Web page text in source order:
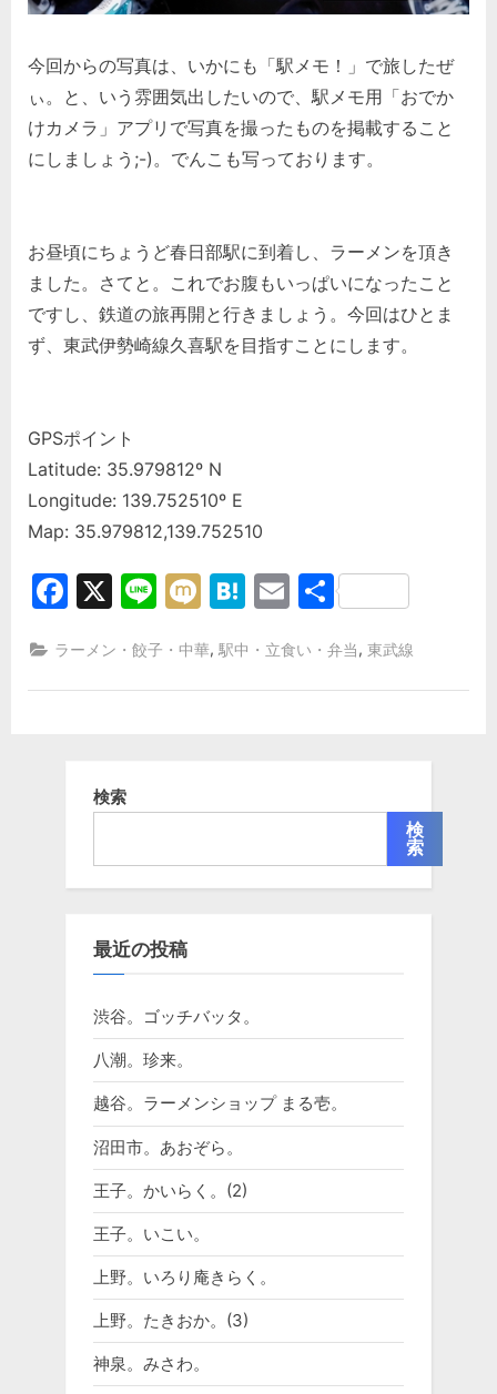
今回からの写真は、いかにも「駅メモ！」で旅したぜ
ぃ。と、いう雰囲気出したいので、駅メモ用「おでか
けカメラ」アプリで写真を撮ったものを掲載すること
にしましょう;-)。でんこも写っております。
お昼頃にちょうど春日部駅に到着し、ラーメンを頂き
ました。さてと。これでお腹もいっぱいになったこと
ですし、鉄道の旅再開と行きましょう。今回はひとま
ず、東武伊勢崎線久喜駅を目指すことにします。
GPSポイント
Latitude: 35.979812º N
Longitude: 139.752510º E
Map: 35.979812,139.752510
Facebook
X LineMixiHatena
Email
共
ラーメン・餃子・中華,駅中・立食い・弁当,東武線
検索
検
索
最近の投稿
渋谷。ゴッチバッタ。
八潮。珍来。
越谷。ラーメンショップ まる壱。
沼田市。あおぞら。
王子。かいらく。(2)
王子。いこい。
上野。いろり庵きらく。
上野。たきおか。(3)
神泉。みさわ。